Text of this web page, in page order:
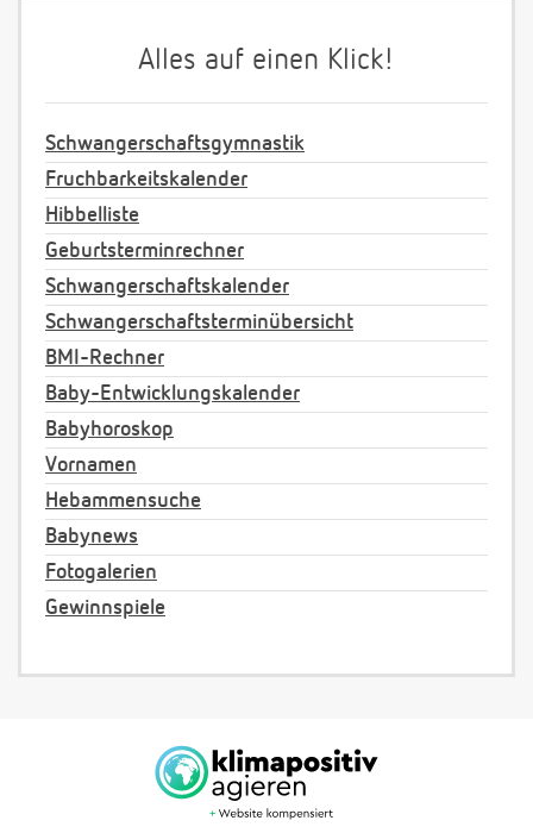
Alles auf einen Klick!
Schwangerschaftsgymnastik
Fruchbarkeitskalender
Hibbelliste
Geburtsterminrechner
Schwangerschaftskalender
Schwangerschaftsterminübersicht
BMI-Rechner
Baby-Entwicklungskalender
Babyhoroskop
Vornamen
Hebammensuche
Babynews
Fotogalerien
Gewinnspiele